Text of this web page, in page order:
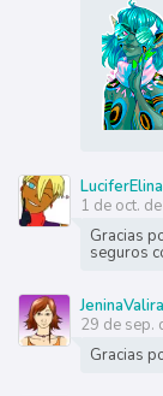
LuciferElina
1 de oct.
Gracias
seguros
JeninaValira
29 de sep.
Gracias